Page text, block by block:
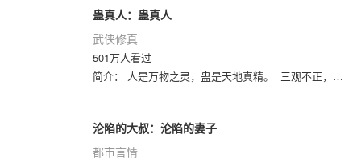
蛊真人：蛊真人
武侠修真
501万人看过
简介： 人是万物之灵，蛊是天地真精。 三观不正，魔头重生。 昔日旧梦，同名新作。 一个穿越者不断重生的故事。 一个养蛊、
沦陷的大叔：沦陷的妻子
都市言情